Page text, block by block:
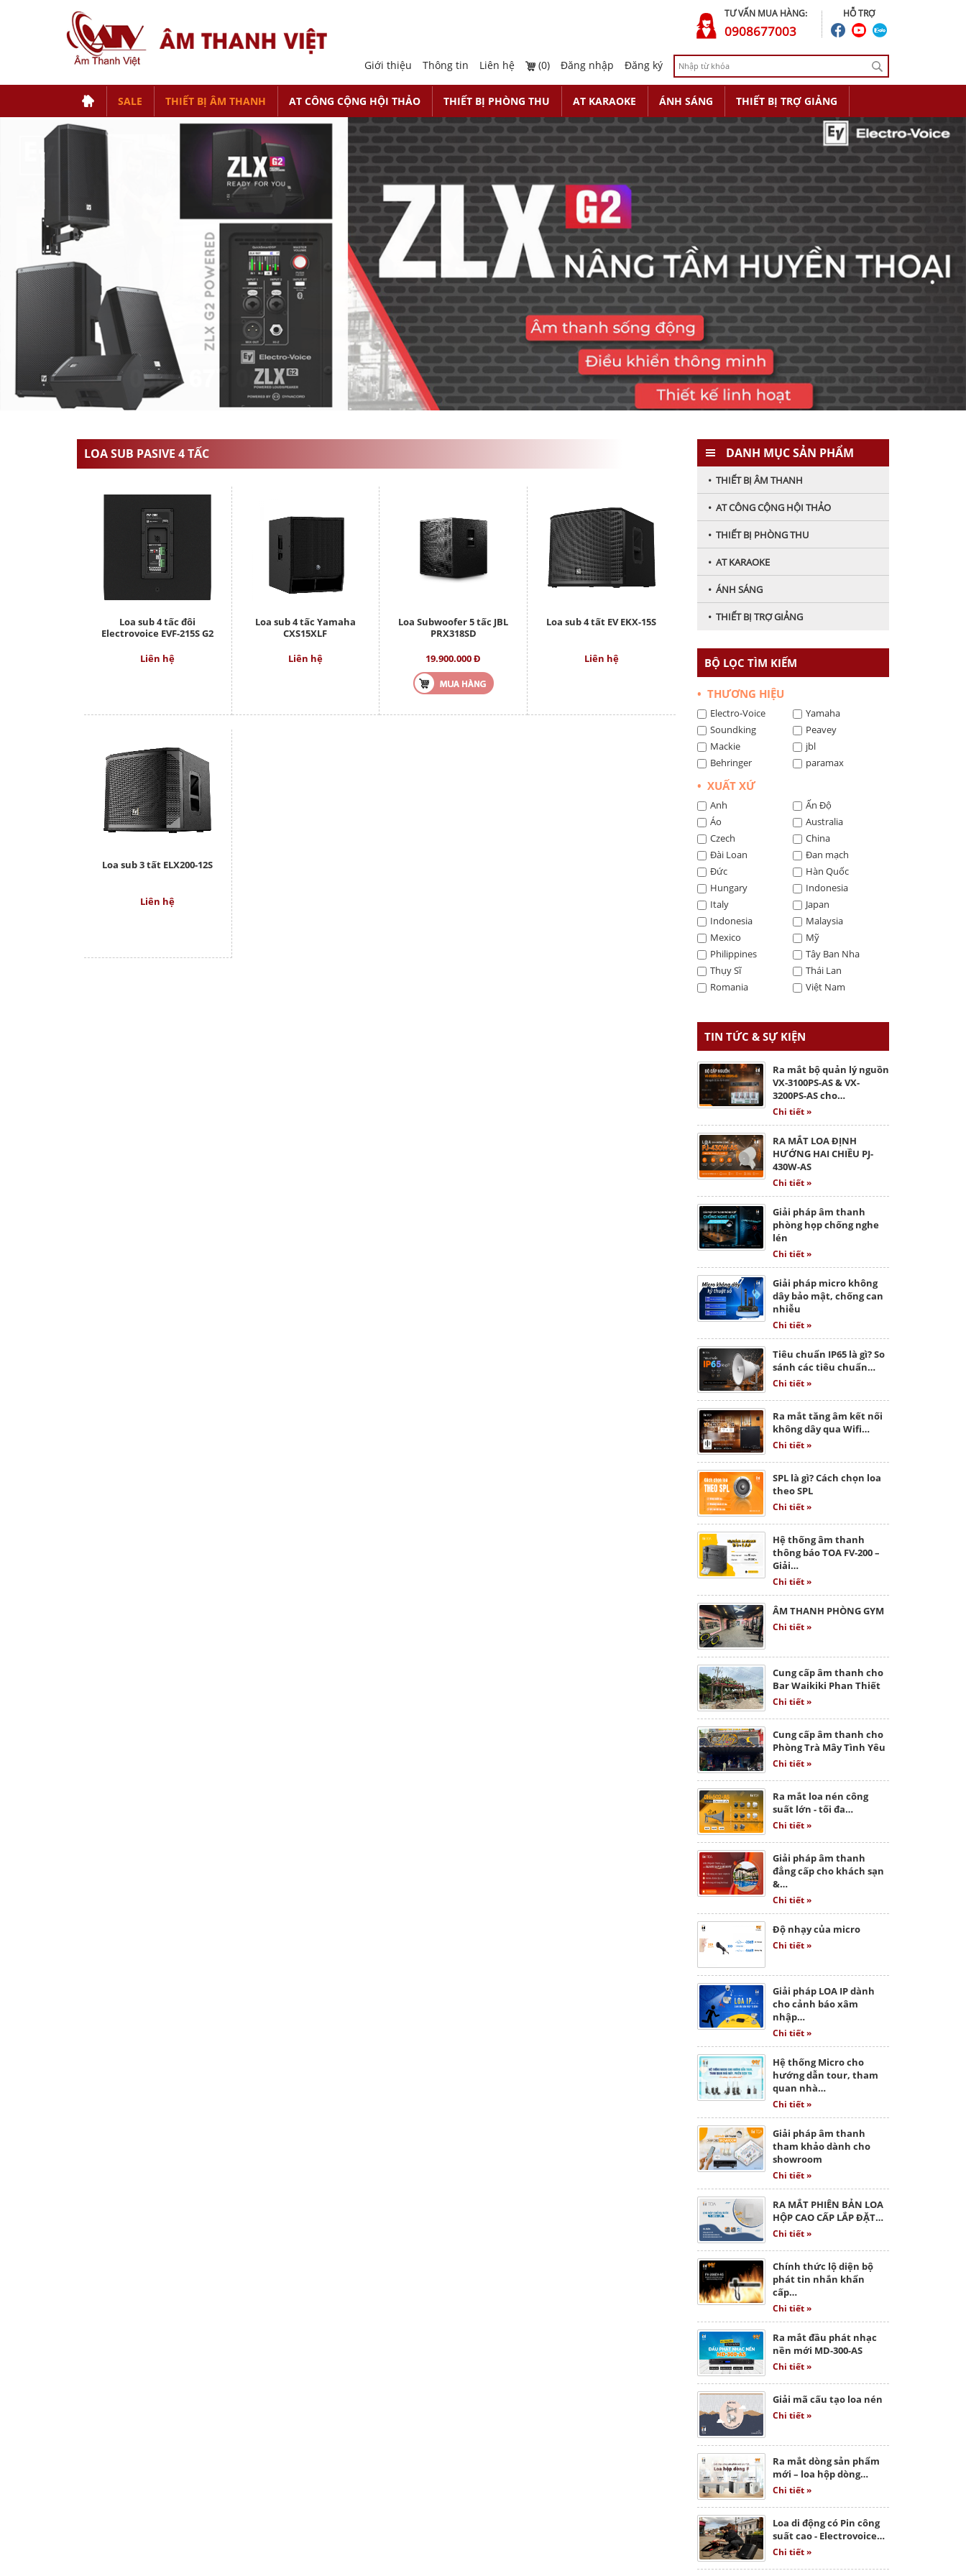
HỖ TRỢ
TƯ VẤN MUA HÀNG:
0908677003
Giới thiệu Thông tin Liên hệ (0) Đăng nhập Đăng ký
SALE THIẾT BỊ ÂM THANH AT CÔNG CỘNG HỘI THẢO THIẾT BỊ PHÒNG THU AT KARAOKE ÁNH SÁNG THIẾT BỊ TRỢ GIẢNG
LOA SUB PASIVE 4 TẤC
Loa sub 4 tấc đôi
Electrovoice EVF-215S G2
Liên hệ
Loa sub 4 tấc Yamaha
CXS15XLF
Liên hệ
Loa Subwoofer 5 tấc JBL
PRX318SD
19.900.000 Đ
Loa sub 4 tất EV EKX-15S
Liên hệ
Loa sub 3 tất ELX200-12S
Liên hệ
DANH MỤC SẢN PHẨM
• THIẾT BỊ ÂM THANH
• AT CÔNG CỘNG HỘI THẢO
• THIẾT BỊ PHÒNG THU
• AT KARAOKE
• ÁNH SÁNG
• THIẾT BỊ TRỢ GIẢNG
BỘ LỌC TÌM KIẾM
• THƯƠNG HIỆU
Electro-Voice
Yamaha
Soundking
Peavey
Mackie
jbl
Behringer
paramax
• XUẤT XỨ
Anh
Ấn Độ
Áo
Australia
Czech
China
Đài Loan
Đan mạch
Đức
Hàn Quốc
Hungary
Indonesia
Italy
Japan
Indonesia
Malaysia
Mexico
Mỹ
Philippines
Tây Ban Nha
Thụy Sĩ
Thái Lan
Romania
Việt Nam
TIN TỨC & SỰ KIỆN
Ra mắt bộ quản lý nguồn
VX-3100PS-AS & VX-
3200PS-AS cho…
Chi tiết »
RA MẮT LOA ĐỊNH
HƯỚNG HAI CHIỀU PJ-
430W-AS
Chi tiết »
Giải pháp âm thanh
phòng họp chống nghe
lén
Chi tiết »
Giải pháp micro không
dây bảo mật, chống can
nhiễu
Chi tiết »
Tiêu chuẩn IP65 là gì? So
sánh các tiêu chuẩn…
Chi tiết »
Ra mắt tăng âm kết nối
không dây qua Wifi…
Chi tiết »
SPL là gì? Cách chọn loa
theo SPL
Chi tiết »
Hệ thống âm thanh
thông báo TOA FV-200 –
Giải…
Chi tiết »
ÂM THANH PHÒNG GYM
Chi tiết »
Cung cấp âm thanh cho
Bar Waikiki Phan Thiết
Chi tiết »
Cung cấp âm thanh cho
Phòng Trà Mây Tình Yêu
Chi tiết »
Ra mắt loa nén công
suất lớn - tối đa…
Chi tiết »
Giải pháp âm thanh
đẳng cấp cho khách sạn
&…
Chi tiết »
Độ nhạy của micro
Chi tiết »
Giải pháp LOA IP dành
cho cảnh báo xâm
nhập…
Chi tiết »
Hệ thống Micro cho
hướng dẫn tour, tham
quan nhà…
Chi tiết »
Giải pháp âm thanh
tham khảo dành cho
showroom
Chi tiết »
RA MẮT PHIÊN BẢN LOA
HỘP CAO CẤP LẮP ĐẶT…
Chi tiết »
Chính thức lộ diện bộ
phát tin nhắn khẩn
cấp…
Chi tiết »
Ra mắt đầu phát nhạc
nền mới MD-300-AS
Chi tiết »
Giải mã cấu tạo loa nén
Chi tiết »
Ra mắt dòng sản phẩm
mới – loa hộp dòng…
Chi tiết »
Loa di động có Pin công
suất cao - Electrovoice…
Chi tiết »